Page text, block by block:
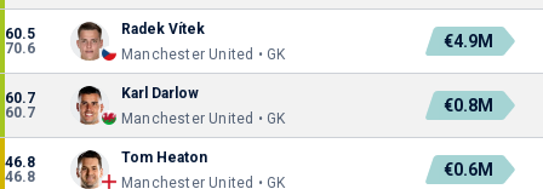
60.5
70.6
Radek Vítek
Manchester United • GK
€4.9M
60.7
60.7
Karl Darlow
Manchester United • GK
€0.8M
46.8
46.8
Tom Heaton
Manchester United • GK
€0.6M